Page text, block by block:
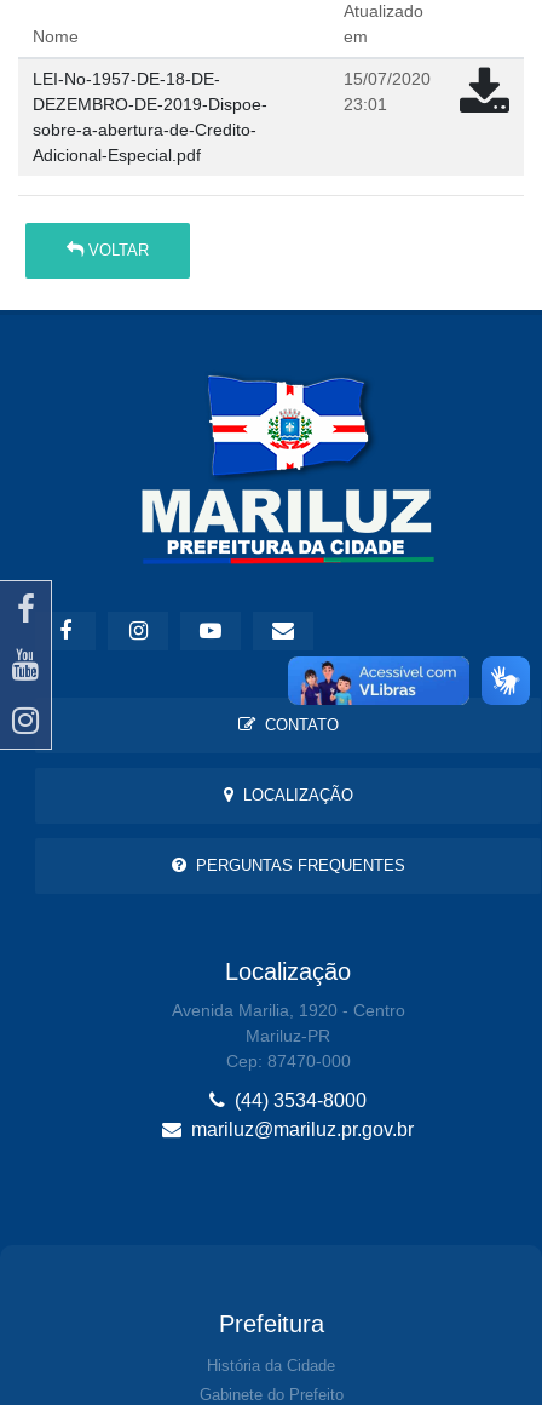
Nome
Atualizado
em
LEI-No-1957-DE-18-DE-
DEZEMBRO-DE-2019-Dispoe-
sobre-a-abertura-de-Credito-
Adicional-Especial.pdf
15/07/2020
23:01
VOLTAR
CONTATO
LOCALIZAÇÃO
PERGUNTAS FREQUENTES
Localização
Avenida Marilia, 1920 - Centro
Mariluz-PR
Cep: 87470-000
(44) 3534-8000
mariluz@mariluz.pr.gov.br
Prefeitura
História da Cidade
Gabinete do Prefeito